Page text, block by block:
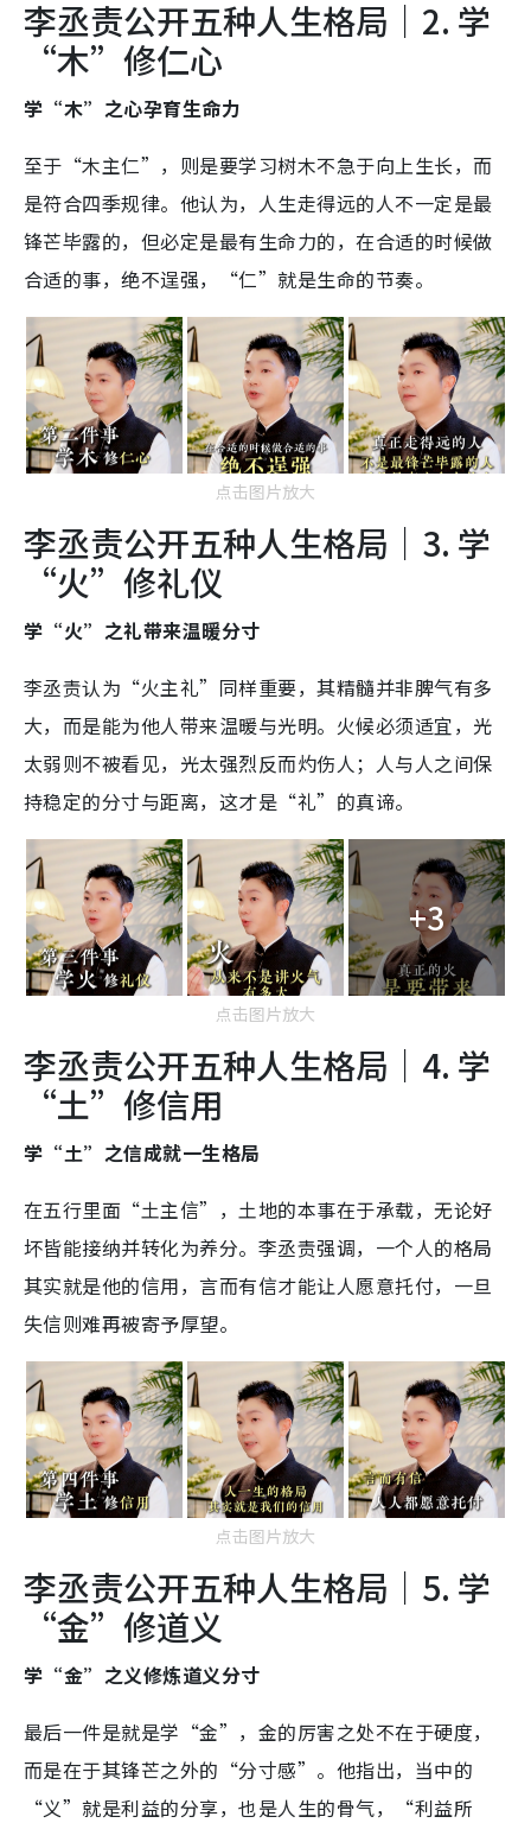
李丞责公开五种人生格局｜2. 学
“木”修仁心
学“木”之心孕育生命力
至于“木主仁”，则是要学习树木不急于向上生长，而
是符合四季规律。他认为，人生走得远的人不一定是最
锋芒毕露的，但必定是最有生命力的，在合适的时候做
合适的事，绝不逞强，“仁”就是生命的节奏。
点击图片放大
李丞责公开五种人生格局｜3. 学
“火”修礼仪
学“火”之礼带来温暖分寸
李丞责认为“火主礼”同样重要，其精髓并非脾气有多
大，而是能为他人带来温暖与光明。火候必须适宜，光
太弱则不被看见，光太强烈反而灼伤人；人与人之间保
持稳定的分寸与距离，这才是“礼”的真谛。
+3
点击图片放大
李丞责公开五种人生格局｜4. 学
“土”修信用
学“土”之信成就一生格局
在五行里面“土主信”，土地的本事在于承载，无论好
坏皆能接纳并转化为养分。李丞责强调，一个人的格局
其实就是他的信用，言而有信才能让人愿意托付，一旦
失信则难再被寄予厚望。
点击图片放大
李丞责公开五种人生格局｜5. 学
“金”修道义
学“金”之义修炼道义分寸
最后一件是就是学“金”，金的厉害之处不在于硬度，
而是在于其锋芒之外的“分寸感”。他指出，当中的
“义”就是利益的分享，也是人生的骨气，“利益所